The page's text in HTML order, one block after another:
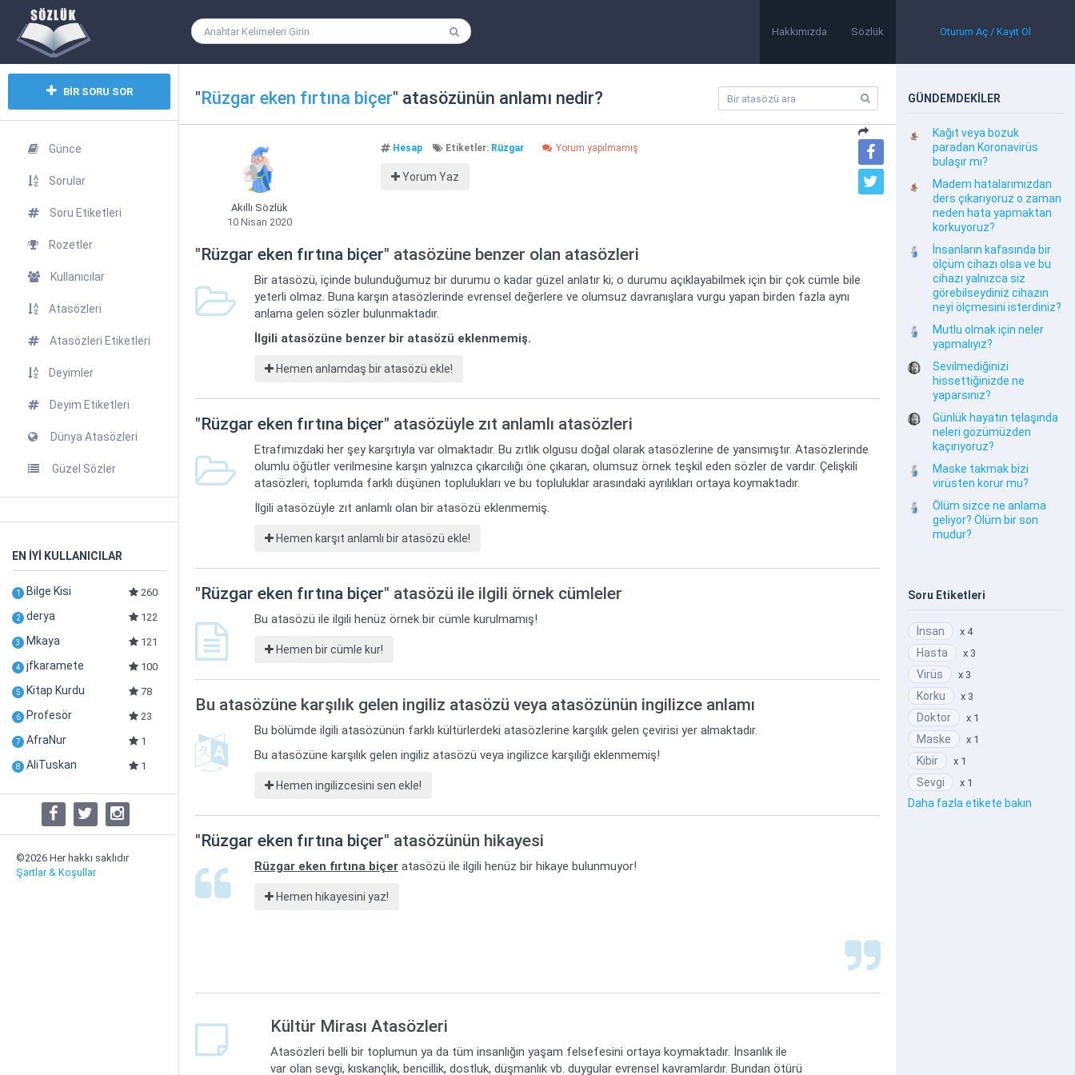
Hakkımızda Sözlük Oturum Aç / Kayıt Ol
BİR SORU SOR
Günce
Sorular
Soru Etiketleri
Rozetler
Kullanıcılar
Atasözleri
Atasözleri Etiketleri
Deyimler
Deyim Etiketleri
Dünya Atasözleri
Güzel Sözler
EN İYİ KULLANICILAR
1 Bilge Kisi 260
2 derya 122
3 Mkaya 121
4 jfkaramete 100
5 Kitap Kurdu 78
6 Profesör 23
7 AfraNur 1
8 AliTuskan 1
©2026 Her hakkı saklıdır
Şartlar & Koşullar
"Rüzgar eken fırtına biçer" atasözünün anlamı nedir?
Akıllı Sözlük
10 Nisan 2020
Hesap Etiketler: Rüzgar Yorum yapılmamış
Yorum Yaz
"Rüzgar eken fırtına biçer" atasözüne benzer olan atasözleri
Bir atasözü, içinde bulunduğumuz bir durumu o kadar güzel anlatır ki; o durumu açıklayabilmek için bir çok cümle bile
yeterli olmaz. Buna karşın atasözlerinde evrensel değerlere ve olumsuz davranışlara vurgu yapan birden fazla aynı
anlama gelen sözler bulunmaktadır.
İlgili atasözüne benzer bir atasözü eklenmemiş.
Hemen anlamdaş bir atasözü ekle!
"Rüzgar eken fırtına biçer" atasözüyle zıt anlamlı atasözleri
Etrafımızdaki her şey karşıtıyla var olmaktadır. Bu zıtlık olgusu doğal olarak atasözlerine de yansımıştır. Atasözlerinde
olumlu öğütler verilmesine karşın yalnızca çıkarcılığı öne çıkaran, olumsuz örnek teşkil eden sözler de vardır. Çelişkili
atasözleri, toplumda farklı düşünen toplulukları ve bu topluluklar arasındaki ayrılıkları ortaya koymaktadır.
İlgili atasözüyle zıt anlamlı olan bir atasözü eklenmemiş.
Hemen karşıt anlamlı bir atasözü ekle!
"Rüzgar eken fırtına biçer" atasözü ile ilgili örnek cümleler
Bu atasözü ile ilgili henüz örnek bir cümle kurulmamış!
Hemen bir cümle kur!
Bu atasözüne karşılık gelen ingiliz atasözü veya atasözünün ingilizce anlamı
Bu bölümde ilgili atasözünün farklı kültürlerdeki atasözlerine karşılık gelen çevirisi yer almaktadır.
Bu atasözüne karşılık gelen ingiliz atasözü veya ingilizce karşılığı eklenmemiş!
Hemen ingilizcesini sen ekle!
"Rüzgar eken fırtına biçer" atasözünün hikayesi
Rüzgar eken fırtına biçeratasözü ile ilgili henüz bir hikaye bulunmuyor!
Hemen hikayesini yaz!
Kültür Mirası Atasözleri
Atasözleri belli bir toplumun ya da tüm insanlığın yaşam felsefesini ortaya koymaktadır. İnsanlık ile
var olan sevgi, kıskançlık, bencillik, dostluk, düşmanlık vb. duygular evrensel kavramlardır. Bundan ötürü
GÜNDEMDEKİLER
Kağıt veya bozuk
paradan Koronavirüs
bulaşır mı?
Madem hatalarımızdan
ders çıkarıyoruz o zaman
neden hata yapmaktan
korkuyoruz?
İnsanların kafasında bir
ölçüm cihazı olsa ve bu
cihazı yalnızca siz
görebilseydiniz cihazın
neyi ölçmesini isterdiniz?
Mutlu olmak için neler
yapmalıyız?
Sevilmediğinizi
hissettiğinizde ne
yaparsınız?
Günlük hayatın telaşında
neleri gözümüzden
kaçırıyoruz?
Maske takmak bizi
virüsten korur mu?
Ölüm sizce ne anlama
geliyor? Ölüm bir son
mudur?
Soru Etiketleri
İnsan x 4
Hasta x 3
Virüs x 3
Korku x 3
Doktor x 1
Maske x 1
Kibir x 1
Sevgi x 1
Daha fazla etikete bakın